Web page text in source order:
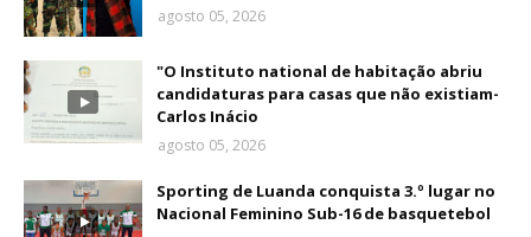
agosto 05, 2026
"O Instituto national de habitação abriu
candidaturas para casas que não existiam-
Carlos Inácio
agosto 05, 2026
Sporting de Luanda conquista 3.º lugar no
Nacional Feminino Sub-16 de basquetebol